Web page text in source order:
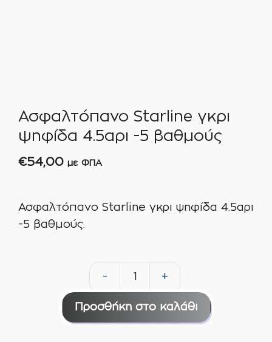
Ασφαλτόπανο Starline γκρι
ψηφίδα 4.5αρι -5 βαθμούς
€54,00 με ΦΠΑ
Ασφαλτόπανο Starline γκρι ψηφίδα 4.5αρι
-5 βαθμούς.
-
Ασφαλτόπανο
Starline
+
Προσθήκη στο καλάθι